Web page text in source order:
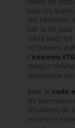
tous les
vos révisions.
par la loi pour
route avec les
10 thèmes
L’examen ETG
chaque
l’ensemble
Avec le code
les panneaux
situations de
encore le